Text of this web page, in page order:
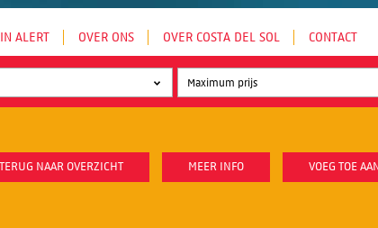
ALERT OVER ONS OVER COSTA DEL SOL CONTACT
TERUG NAAR OVERZICHT MEER INFO VOEG TOE